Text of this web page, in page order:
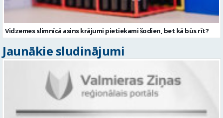
Vidzemes slimnīcā asins krājumi pietiekami šodien, bet kā būs rīt?
Jaunākie sludinājumi